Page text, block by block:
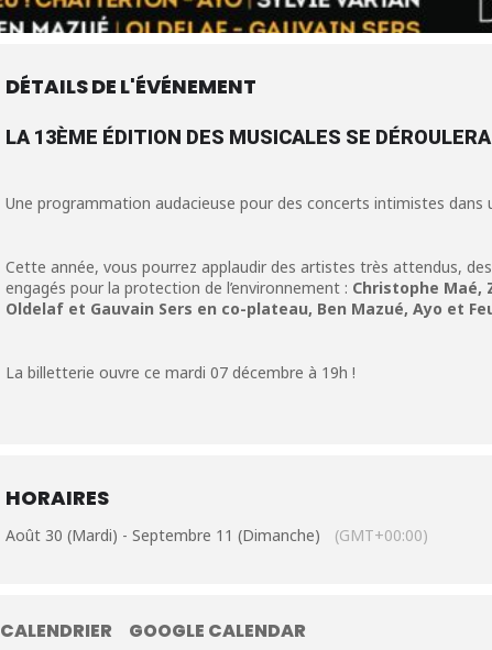
DÉTAILS DE L'ÉVÉNEMENT
LA 13ÈME ÉDITION DES MUSICALES SE
Une programmation audacieuse pour des concerts intimistes dans
Cette année, vous pourrez applaudir des artistes très attendus,
engagés pour la protection de l’environnement : Christophe Maé,
Oldelaf et Gauvain Sers en co-plateau, Ben Mazué, Ayo et
La billetterie ouvre ce mardi 07 décembre à 19h !
HORAIRES
Août 30 (Mardi) - Septembre 11 (Dimanche) (GMT+00:00)
CALENDRIER GOOGLE CALENDAR